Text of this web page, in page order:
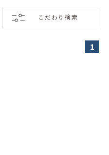
こだわり検索
1